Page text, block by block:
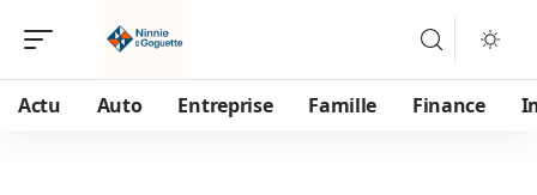
Actu Auto Entreprise Famille Finance